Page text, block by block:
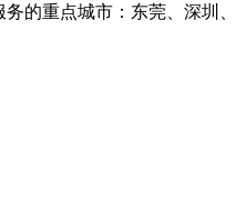
的重点城市：东莞、深圳、